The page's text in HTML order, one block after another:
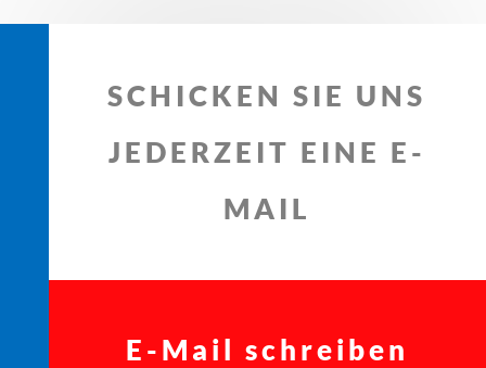
SCHICKEN SIE UNS
JEDERZEIT EINE E-
MAIL
E-Mail schreiben